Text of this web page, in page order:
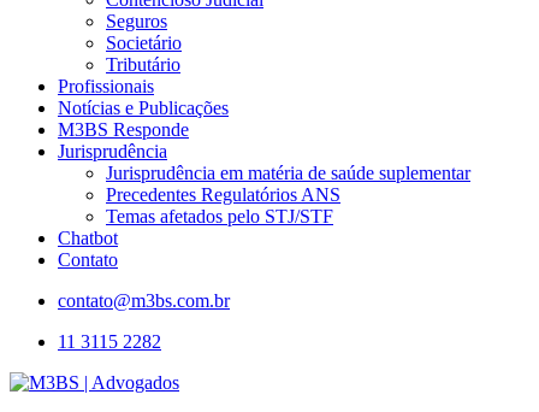
Seguros
Societário
Tributário
Profissionais
Notícias e Publicações
M3BS Responde
Jurisprudência
Jurisprudência em matéria de saúde suplementar
Precedentes Regulatórios ANS
Temas afetados pelo STJ/STF
Chatbot
Contato
contato@m3bs.com.br
11 3115 2282